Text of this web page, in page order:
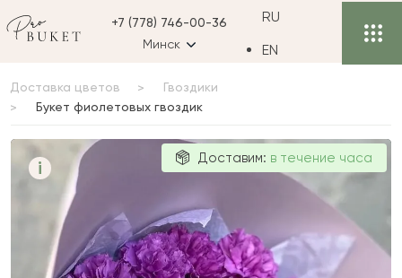
+7 (778) 746-00-36
Минск
RU
EN
Доставка цветов
Гвоздики
Букет фиолетовых гвоздик
i Доставим: в течение часа